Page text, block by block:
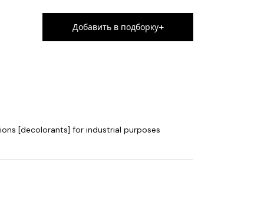
Добавить в подборку+
[decolorants] for industrial purposes